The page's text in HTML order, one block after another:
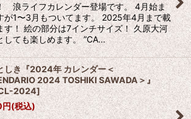
浪ライフカレンダー登場です。 4月始ま
が1〜3月もついてます。 2025年4月まで載
す！ 絵の部分は7インチサイズ！ 久原大河
しても楽しめます。 ”CA…
しき『2024年 カレンダー＜
2024 TOSHIKI SAWADA＞』
2024]
円(税込)